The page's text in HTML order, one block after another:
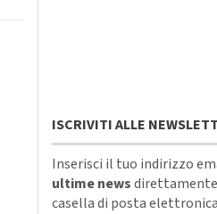
ISCRIVITI ALLE
Inserisci il tuo indirizzo
ultime news
casella di posta